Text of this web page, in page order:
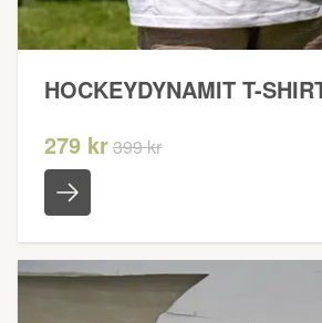
HOCKEYDYNAMIT T-
279 kr399 kr